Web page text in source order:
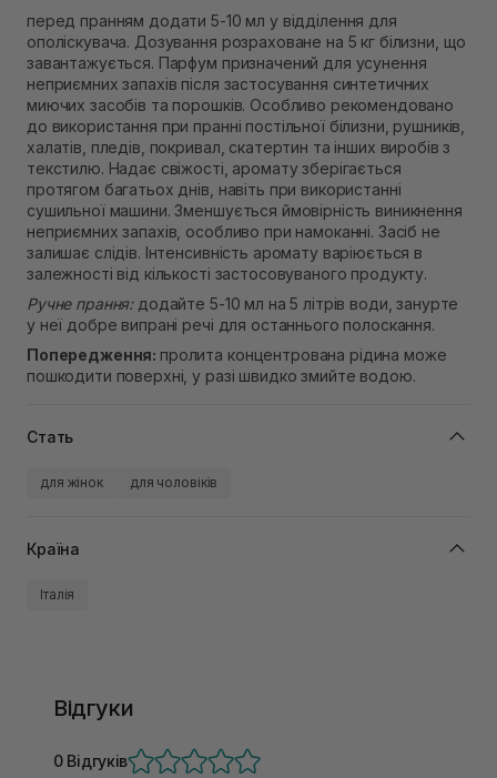
перед пранням додати 5-10 мл у відділення для
ополіскувача. Дозування розраховане на 5 кг білизни, що
завантажується. Парфум призначений для усунення
неприємних запахів після застосування синтетичних
миючих засобів та порошків. Особливо рекомендовано
до використання при пранні постільної білизни, рушників,
халатів, пледів, покривал, скатертин та інших виробів з
текстилю. Надає свіжості, аромату зберігається
протягом багатьох днів, навіть при використанні
сушильної машини. Зменшується ймовірність виникнення
неприємних запахів, особливо при намоканні. Засіб не
залишає слідів. Інтенсивність аромату варіюється в
залежності від кількості застосовуваного продукту.
Ручне прання: додайте 5-10 мл на 5 літрів води, занурте
у неї добре випрані речі для останнього полоскання.
Попередження: пролита концентрована рідина може
пошкодити поверхні, у разі швидко змийте водою.
Стать
для жінок для чоловіків
Країна
Італія
Відгуки
0 Відгуків